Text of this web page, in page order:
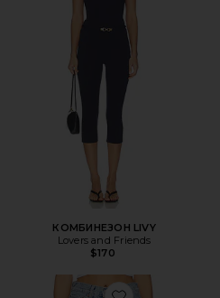
КОМБИНЕЗОН LIVY
Lovers and Friends
$170